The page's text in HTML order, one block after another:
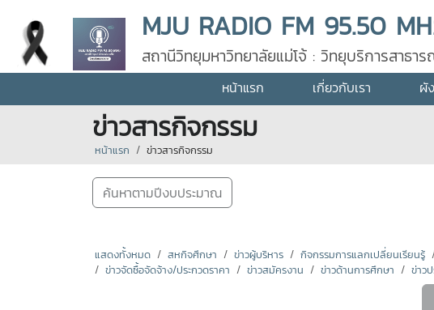
MJU RADIO FM 95.50
สถานีวิทยุมหาวิทยาลัยแม่โจ้ : วิทยุบริการสาธาร
หน้าแรก เกี่ยวกับเรา ผั
ข่าวสารกิจกรรม
หน้าแรก ข่าวสารกิจกรรม
ค้นหาตามปีงบประมาณ
แสดงทั้งหมด สหกิจศึกษา ข่าวผู้บริหาร กิจกรรมการแลกเปลี่ยนเรียนรู้
ข่าวจัดซื้อจัดจ้าง/ประกวดราคา
ข่าวสมัครงาน ข่าวด้านการศึกษา ข่าว